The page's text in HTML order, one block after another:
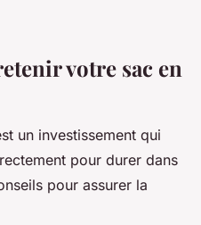
votre sac en
un investissement qui
pour durer dans
pour assurer la